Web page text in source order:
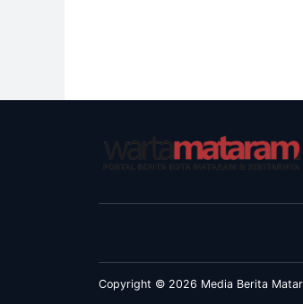
Copyright © 2026 Media Berita